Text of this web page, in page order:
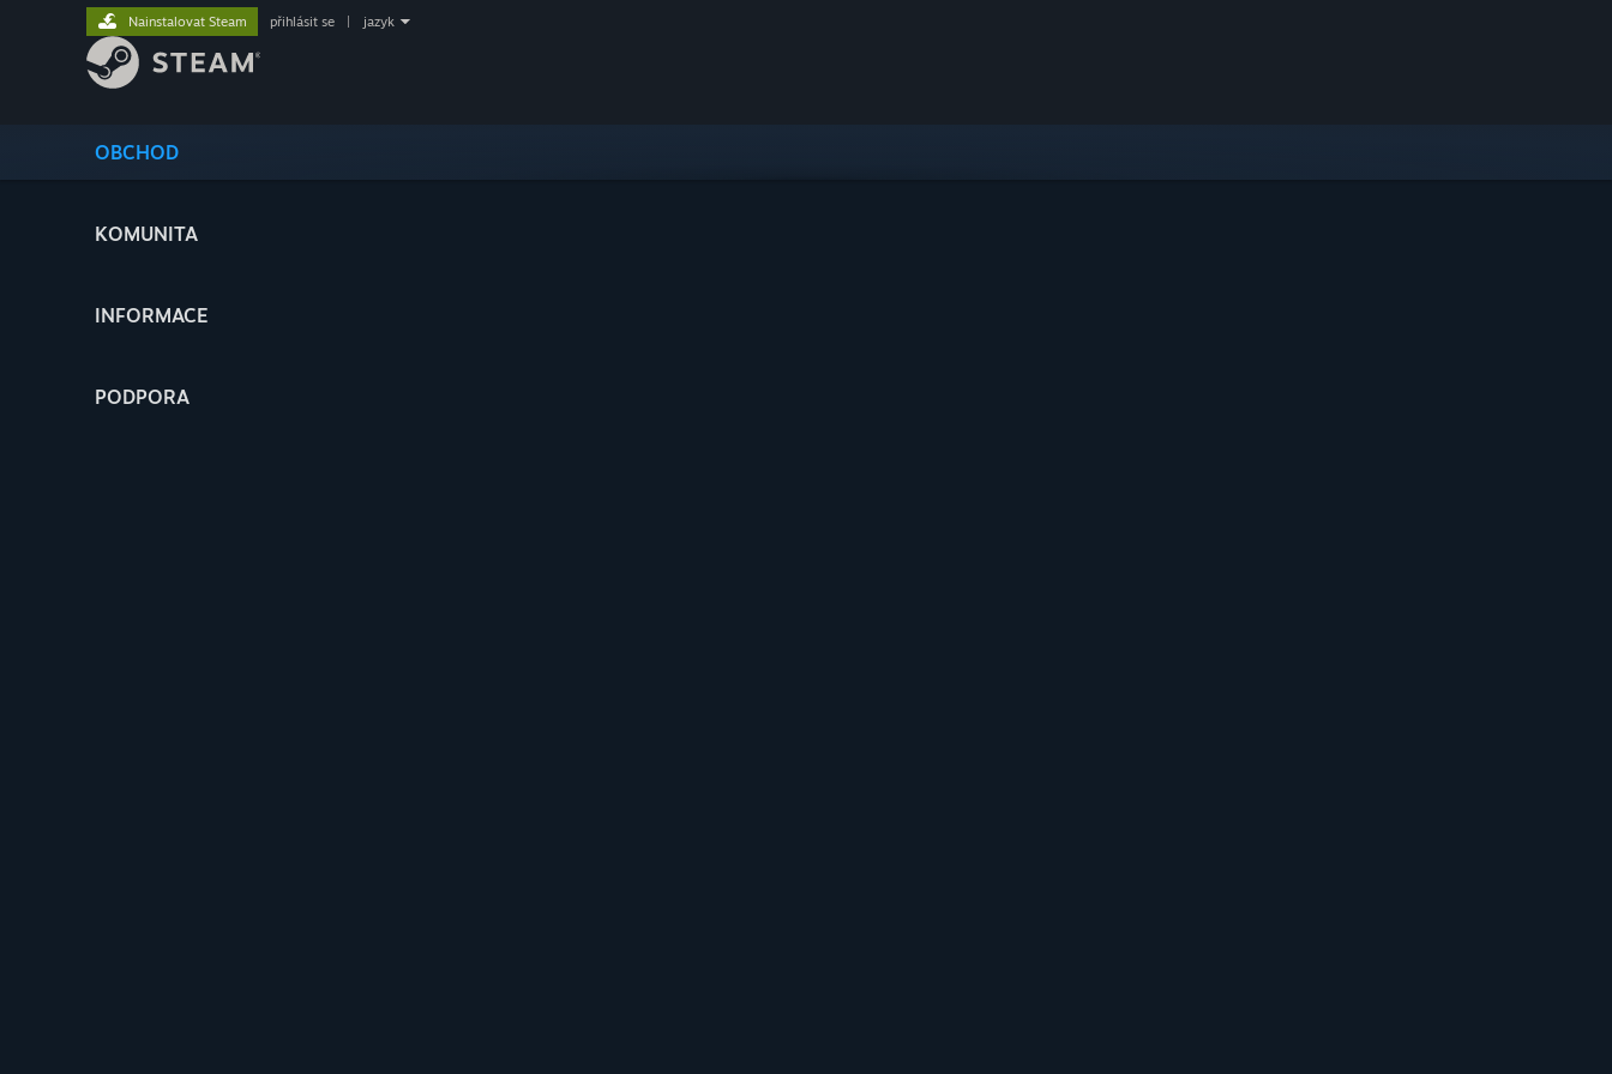
OBCHOD
KOMUNITA
INFORMACE
PODPORA
Nainstalovat Steam přihlásit se jazyk